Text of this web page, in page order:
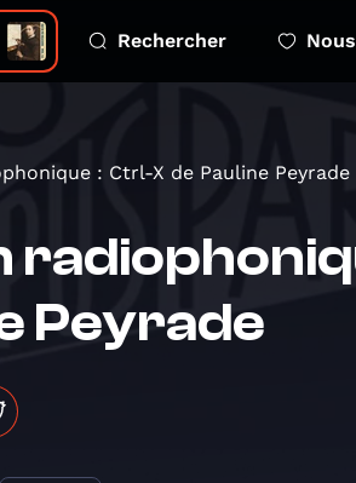
Rechercher
: Ctrl-X de Pauline Peyrade
Peyrade